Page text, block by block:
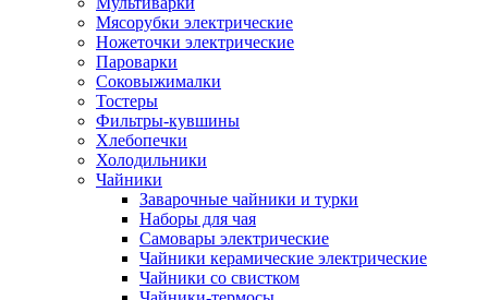
Мясорубки электрические
Ножеточки электрические
Пароварки
Соковыжималки
Тостеры
Фильтры-кувшины
Хлебопечки
Холодильники
Чайники
Заварочные чайники и турки
Наборы для чая
Самовары электрические
Чайники керамические электрические
Чайники со свистком